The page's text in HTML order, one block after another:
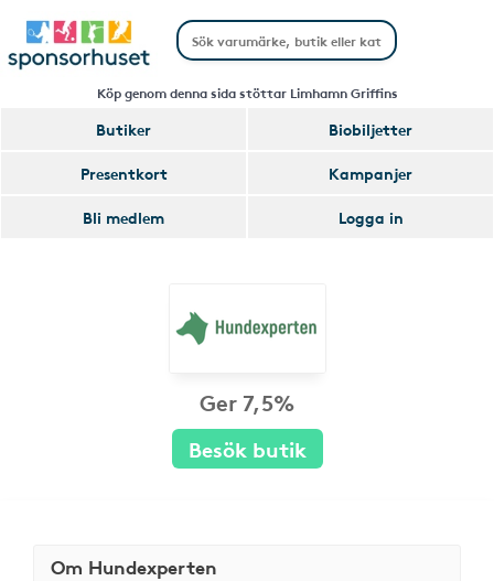
Köp genom denna sida stöttar Limhamn Griffins
Butiker
Biobiljetter
Presentkort
Kampanjer
Bli medlem
Logga in
Ger 7,5%
Besök butik
Om Hundexperten